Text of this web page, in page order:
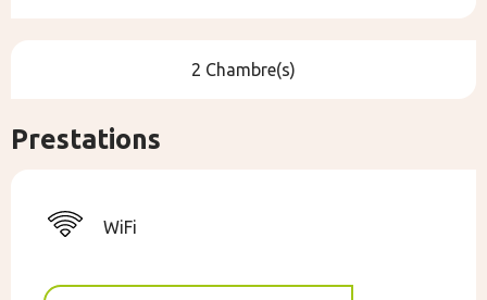
2 Chambre(s)
Prestations
WiFi